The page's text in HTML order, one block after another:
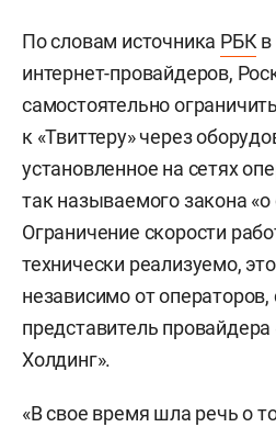
По словам источника РБК
интернет-провайдеров,
самостоятельно
к «Твиттеру» через
установленное на сетях
так называемого закона «о
Ограничение скорости
технически реализуемо,
независимо от
представитель
Холдинг».
«В свое время шла речь о